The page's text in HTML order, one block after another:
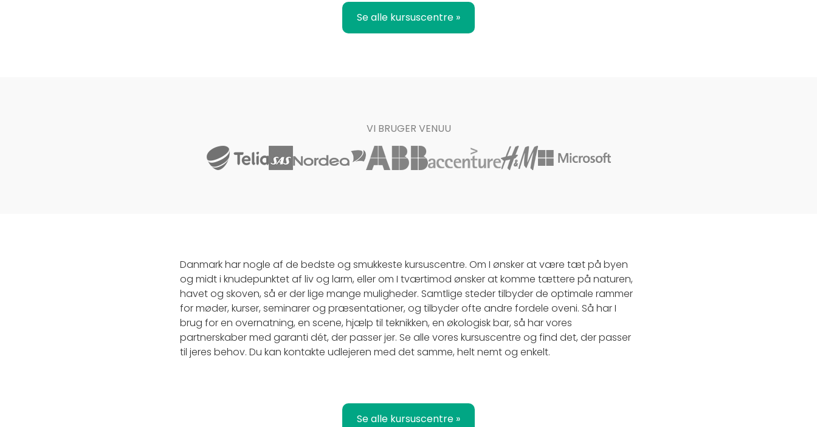
Se alle kursuscentre »
VI BRUGER VENUU
Danmark har nogle af de bedste og smukkeste kursuscentre. Om I ønsker at være tæt på byen
og midt i knudepunktet af liv og larm, eller om I tværtimod ønsker at komme tættere på naturen,
havet og skoven, så er der lige mange muligheder. Samtlige steder tilbyder de optimale rammer
for møder, kurser, seminarer og præsentationer, og tilbyder ofte andre fordele oveni. Så har I
brug for en overnatning, en scene, hjælp til teknikken, en økologisk bar, så har vores
partnerskaber med garanti dét, der passer jer. Se alle vores kursuscentre og find det, der passer
til jeres behov. Du kan kontakte udlejeren med det samme, helt nemt og enkelt.
Se alle kursuscentre »